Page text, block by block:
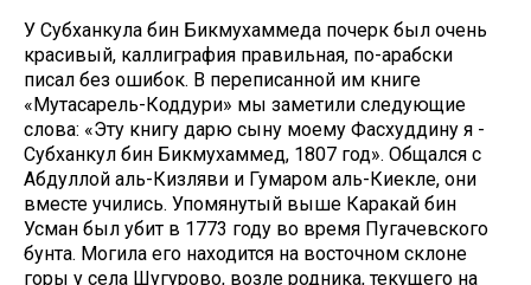
У Субханкула бин Бикмухаммеда почерк был очень
красивый, каллиграфия правильная, по-арабски
писал без ошибок. В переписанной им книге
«Мутасарель-Коддури» мы заметили следующие
слова: «Эту книгу дарю сыну моему Фасхуддину я -
Субханкул бин Бикмухаммед, 1807 год». Общался с
Абдуллой аль-Кизляви и Гумаром аль-Киекле, они
вместе учились. Упомянутый выше Каракай бин
Усман был убит в 1773 году во время Пугачевского
бунта. Могила его находится на восточном склоне
горы у села Шугурово, возле родника, текущего на